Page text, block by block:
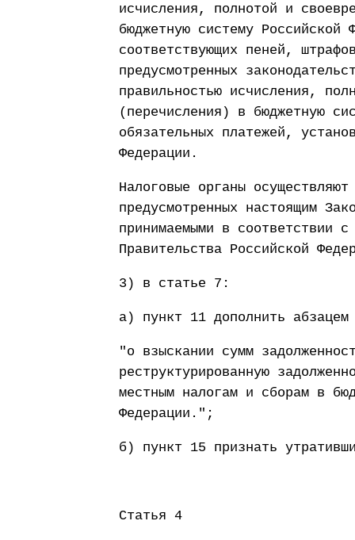
исчисления, полнотой и
бюджетную систему
соответствующих пеней,
предусмотренных
правильностью исчисления,
(перечисления) в бюджетную
обязательных платежей,
Федерации.
Налоговые органы
предусмотренных настоящим
принимаемыми в соответствии
Правительства Российской
3) в статье 7:
а) пункт 11 дополнить абзацем
"о взыскании сумм
реструктурированную
местным налогам и сборам в
Федерации.";
б) пункт 15 признать
Статья 4